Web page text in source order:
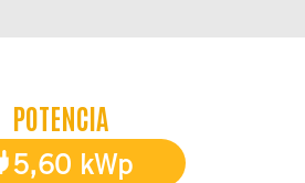
POTENCIA
5,60 kWp